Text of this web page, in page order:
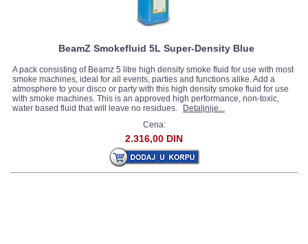
BeamZ Smokefluid 5L Super-Density Blue
A pack consisting of Beamz 5 litre high density smoke fluid for use with most
smoke machines, ideal for all events, parties and functions alike. Add a
atmosphere to your disco or party with this high density smoke fluid for use
with smoke machines. This is an approved high performance, non-toxic,
water based fluid that will leave no residues.
Detaljnije...
Cena:
2.316,00 DIN